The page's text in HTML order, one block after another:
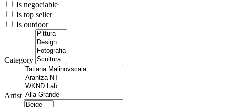
Is negociable
Is top seller
Is outdoor
Category
Artist